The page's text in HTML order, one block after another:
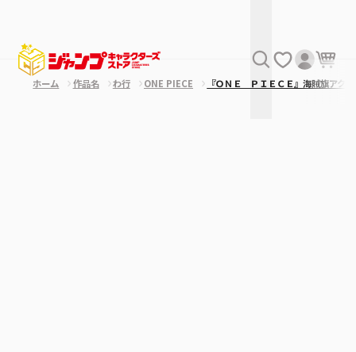
ホーム 作品名 わ行 ONE PIECE 『ＯＮＥ ＰＩＥＣＥ』海賊旗ア